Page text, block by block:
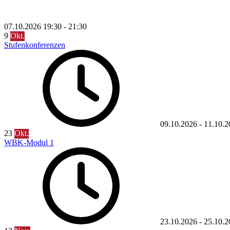
07.10.2026 19:30 - 21:30
9 Okt.
Stufenkonferenzen
09.10.2026 -
23 Okt.
WBK-Modul 1
23.10.2026 -